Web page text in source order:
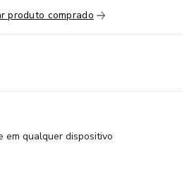
produto comprado
em qualquer dispositivo